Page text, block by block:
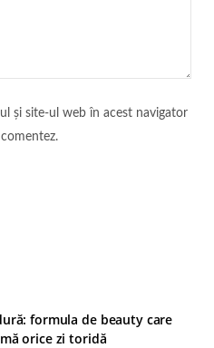
și site-ul web în acest navigator
formula de beauty care
orice zi toridă